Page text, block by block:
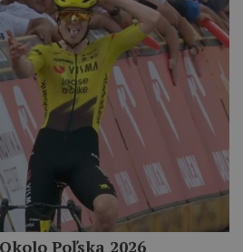
Poľska 2026